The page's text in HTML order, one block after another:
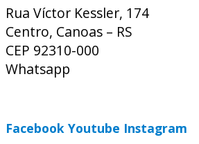
Rua Víctor Kessler, 174
Centro, Canoas – RS
CEP 92310-000
Whatsapp
Facebook Youtube Instagram